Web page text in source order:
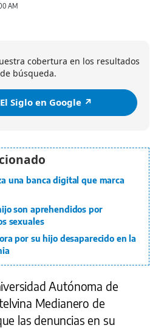
AM
cobertura en los resultados
de búsqueda.
Siglo en Google ↗️
una banca digital que marca
son aprehendidos por
sexuales
por su hijo desaparecido en la
Autónoma de
Medianero de
las denuncias en su